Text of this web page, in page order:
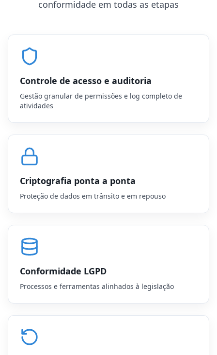
conformidade em todas as etapas
Controle de acesso e auditoria
Gestão granular de permissões e log completo de
atividades
Criptografia ponta a ponta
Proteção de dados em trânsito e em repouso
Conformidade LGPD
Processos e ferramentas alinhados à legislação